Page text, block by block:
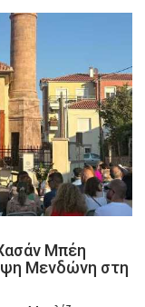
Μπέη
Μενδώνη στη